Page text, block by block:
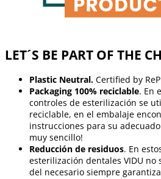
LET´S BE PART OF THE
Plastic Neutral. Certified by
Packaging 100% reciclable. En
controles de esterilización se
reciclable, en el embalaje
instrucciones para su
muy sencillo!
Reducción de residuos. En
esterilización dentales VIDU
del necesario siempre